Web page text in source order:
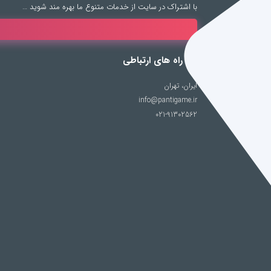
با اشتراک در سایت از خدمات متنوع ما بهره مند شوید …
راه های ارتباطی
ایران، تهران
info@pantigame.ir
021-91302562